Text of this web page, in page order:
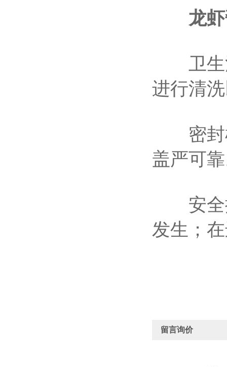
龙
卫生清
进行清
密封检
盖严可
安全操
发生；
留言询价